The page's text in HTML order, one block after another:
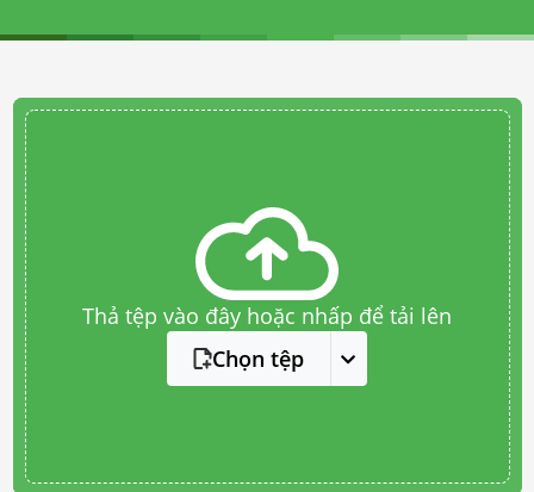
Thả tệp vào đây hoặc nhấp để tải lên
Chọn tệp